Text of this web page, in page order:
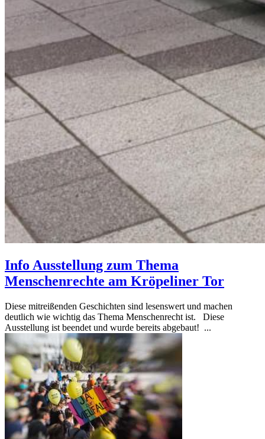
Info Ausstellung zum Thema
Menschenrechte am Kröpeliner Tor
Diese mitreißenden Geschichten sind lesenswert und machen
deutlich wie wichtig das Thema Menschenrecht ist. Diese
Ausstellung ist beendet und wurde bereits abgebaut! ...